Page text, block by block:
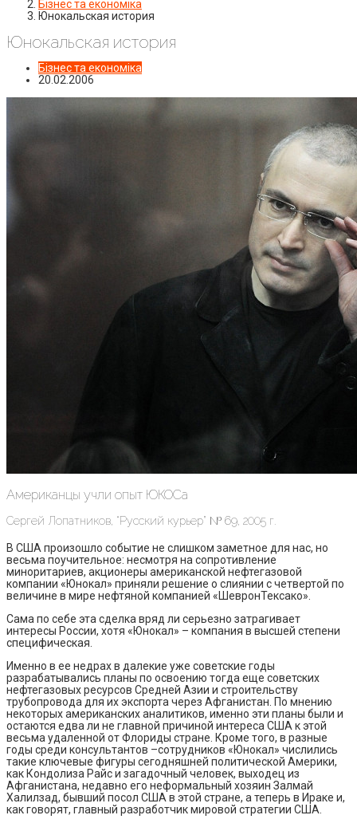
Бізнес та економіка
Юнокальская история
Юнокальская история
Бізнес та економіка
20.02.2006
Американцы учли опыт ЮКОСа
Сергей Лопатников, “Русский курьер” № 69, 2005 г.
В США произошло событие не слишком заметное для нас, но
весьма поучительное: несмотря на сопротивление
миноритариев, акционеры американской нефтегазовой
компании «Юнокал» приняли решение о слиянии с четвертой по
величине в мире нефтяной компанией «ШевронТексако».
Сама по себе эта сделка вряд ли серьезно затрагивает
интересы России, хотя «Юнокал» – компания в высшей степени
специфическая.
Именно в ее недрах в далекие уже советские годы
разрабатывались планы по освоению тогда еще советских
нефтегазовых ресурсов Средней Азии и строительству
трубопровода для их экспорта через Афганистан. По мнению
некоторых американских аналитиков, именно эти планы были и
остаются едва ли не главной причиной интереса США к этой
весьма удаленной от Флориды стране. Кроме того, в разные
годы среди консультантов –сотрудников «Юнокал» числились
такие ключевые фигуры сегодняшней политической Америки,
как Кондолиза Райс и загадочный человек, выходец из
Афганистана, недавно его неформальный хозяин Залмай
Халилзад, бывший посол США в этой стране, а теперь в Ираке и,
как говорят, главный разработчик мировой стратегии США.